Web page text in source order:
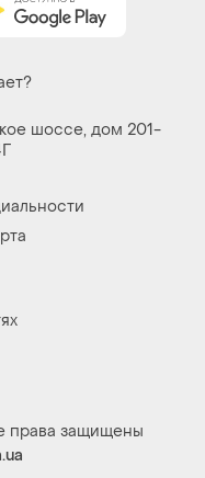
шоссе, дом 201-
права защищены